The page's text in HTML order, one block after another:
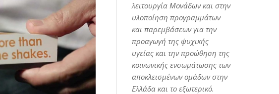
λειτουργία Μονάδων και στην
υλοποίηση προγραμμάτων
και παρεμβάσεων για την
προαγωγή της ψυχικής
υγείας και την προώθηση της
κοινωνικής ενσωμάτωσης των
αποκλεισμένων ομάδων στην
Ελλάδα και το εξωτερικό.